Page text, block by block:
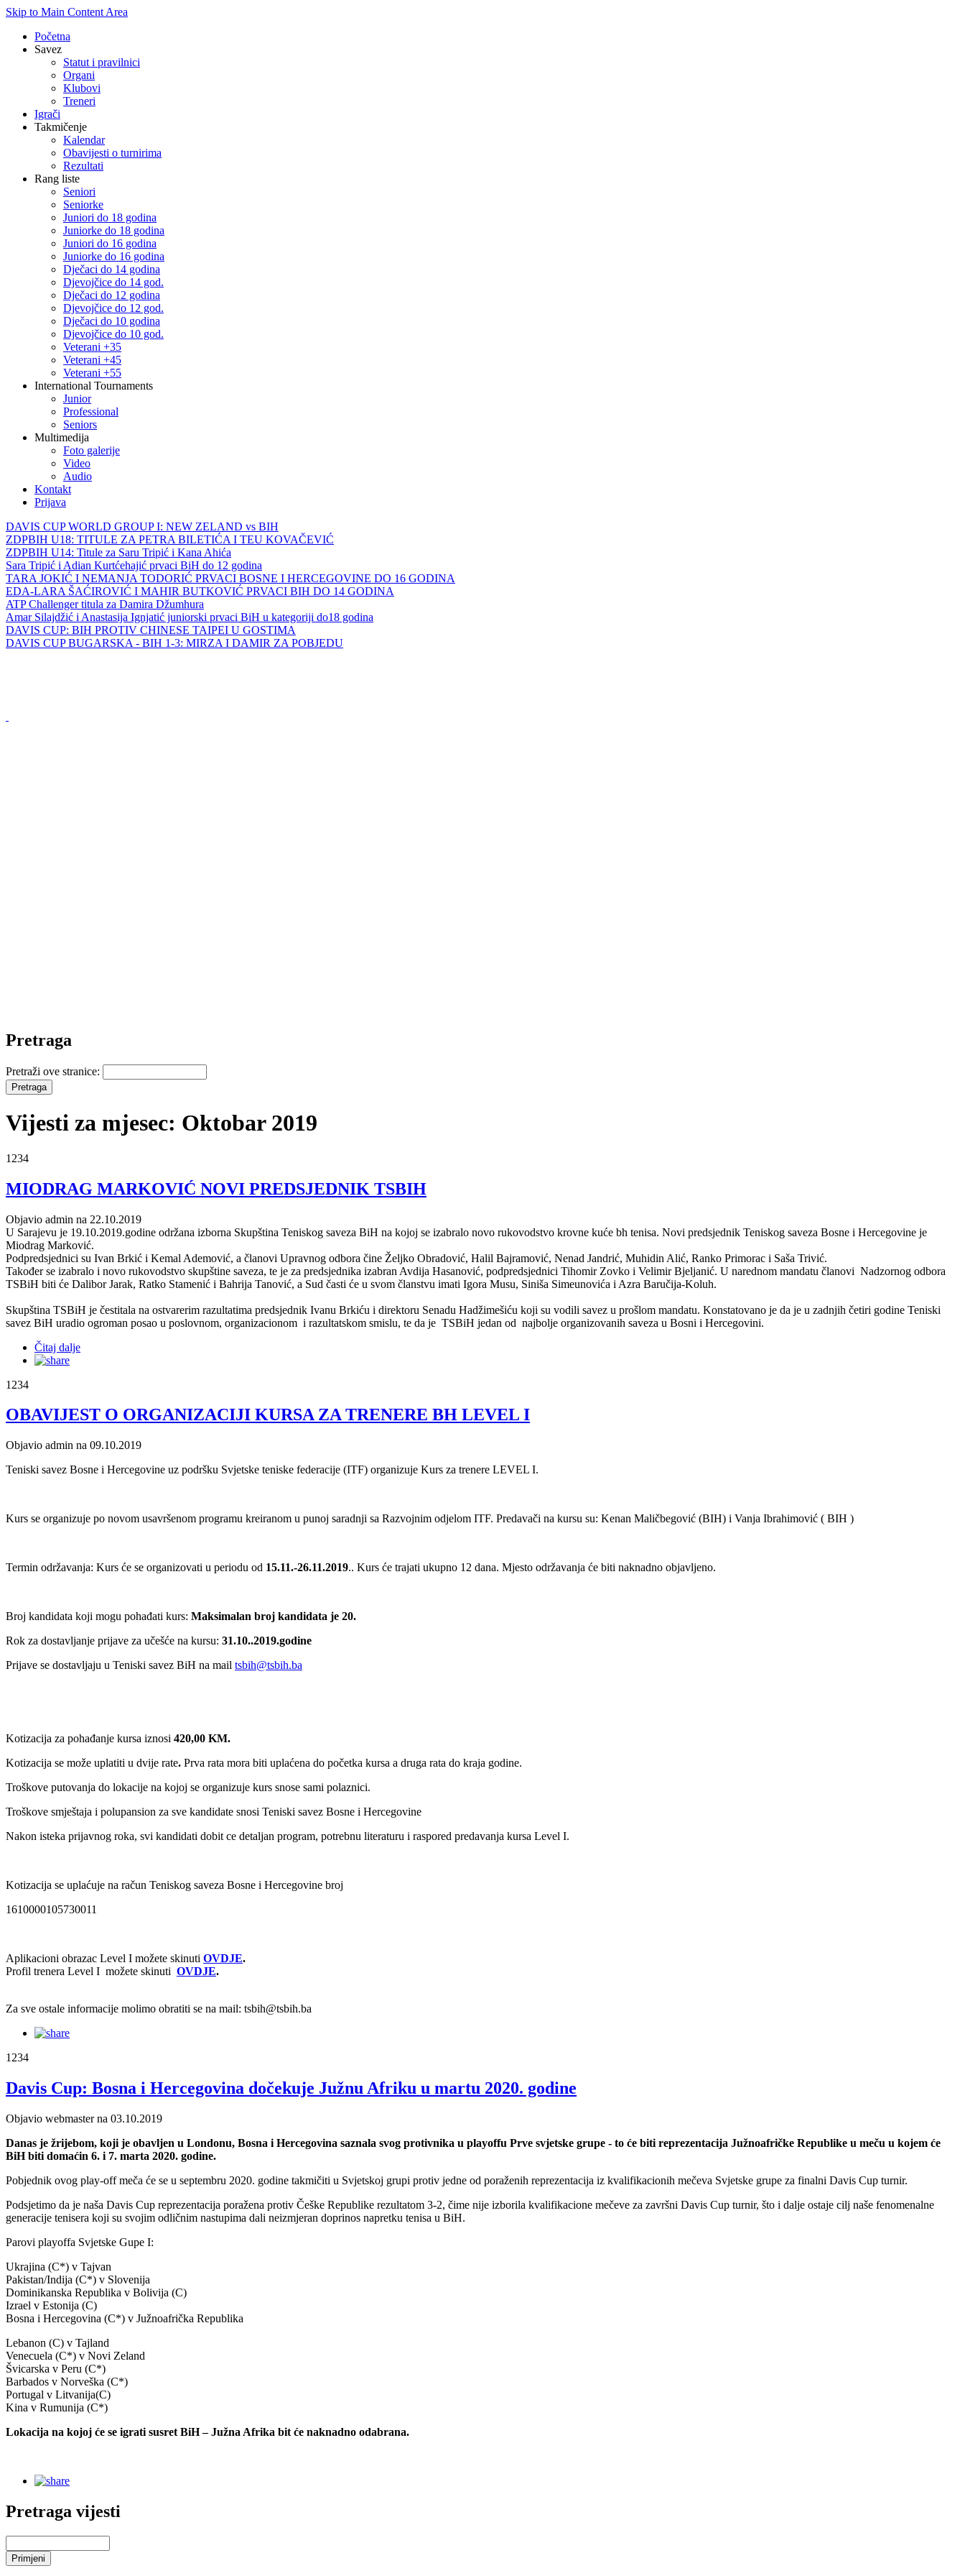
Skip to Main Content Area
Početna
Savez
Statut i pravilnici
Organi
Klubovi
Treneri
Igrači
Takmičenje
Kalendar
Obavijesti o turnirima
Rezultati
Rang liste
Seniori
Seniorke
Juniori do 18 godina
Juniorke do 18 godina
Juniori do 16 godina
Juniorke do 16 godina
Dječaci do 14 godina
Djevojčice do 14 god.
Dječaci do 12 godina
Djevojčice do 12 god.
Dječaci do 10 godina
Djevojčice do 10 god.
Veterani +35
Veterani +45
Veterani +55
International Tournaments
Junior
Professional
Seniors
Multimedija
Foto galerije
Video
Audio
Kontakt
Prijava
DAVIS CUP WORLD GROUP I: NEW ZELAND vs BIH
ZDPBIH U18: TITULE ZA PETRA BILETIĆA I TEU KOVAČEVIĆ
ZDPBIH U14: Titule za Saru Tripić i Kana Ahića
Sara Tripić i Adian Kurtćehajić prvaci BiH do 12 godina
TARA JOKIĆ I NEMANJA TODORIĆ PRVACI BOSNE I HERCEGOVINE DO 16 GODINA
EDA-LARA ŠAĆIROVIĆ I MAHIR BUTKOVIĆ PRVACI BIH DO 14 GODINA
ATP Challenger titula za Damira Džumhura
Amar Silajdžić i Anastasija Ignjatić juniorski prvaci BiH u kategoriji do18 godina
DAVIS CUP: BIH PROTIV CHINESE TAIPEI U GOSTIMA
DAVIS CUP BUGARSKA - BIH 1-3: MIRZA I DAMIR ZA POBJEDU
Pretraga
Pretraži ove stranice:
Vijesti za mjesec: Oktobar 2019
1234
MIODRAG MARKOVIĆ NOVI PREDSJEDNIK TSBIH
Objavio admin na 22.10.2019
U Sarajevu je 19.10.2019.godine održana izborna Skupština Teniskog saveza BiH na kojoj se izabralo novo rukovodstvo krovne kuće bh tenisa. Novi predsjednik Teniskog saveza Bosne i Hercegovine je
Miodrag Marković.
Podpredsjednici su Ivan Brkić i Kemal Ademović, a članovi Upravnog odbora čine Željko Obradović, Halil Bajramović, Nenad Jandrić, Muhidin Alić, Ranko Primorac i Saša Trivić.
Također se izabralo i novo rukovodstvo skupštine saveza, te je za predsjednika izabran Avdija Hasanović, podpredsjednici Tihomir Zovko i Velimir Bjeljanić. U narednom mandatu članovi Nadzornog odbora
TSBiH biti će Dalibor Jarak, Ratko Stamenić i Bahrija Tanović, a Sud časti će u svom članstvu imati Igora Musu, Siniša Simeunovića i Azra Baručija-Koluh.
Skupština TSBiH je čestitala na ostvarerim razultatima predsjednik Ivanu Brkiću i direktoru Senadu Hadžimešiću koji su vodili savez u prošlom mandatu. Konstatovano je da je u zadnjih četiri godine Teniski
savez BiH uradio ogroman posao u poslovnom, organizacionom i razultatskom smislu, te da je TSBiH jedan od najbolje organizovanih saveza u Bosni i Hercegovini.
Čitaj dalje
1234
OBAVIJEST O ORGANIZACIJI KURSA ZA TRENERE BH LEVEL I
Objavio admin na 09.10.2019
Teniski savez Bosne i Hercegovine uz podršku Svjetske teniske federacije (ITF) organizuje Kurs za trenere LEVEL I.
Kurs se organizuje po novom usavršenom programu kreiranom u punoj saradnji sa Razvojnim odjelom ITF. Predavači na kursu su: Kenan Maličbegović (BIH) i Vanja Ibrahimović ( BIH )
Termin održavanja: Kurs će se organizovati u periodu od 15.11.-26.11.2019.. Kurs će trajati ukupno 12 dana. Mjesto održavanja će biti naknadno objavljeno.
Broj kandidata koji mogu pohađati kurs: Maksimalan broj kandidata je 20.
Rok za dostavljanje prijave za učešće na kursu: 31.10..2019.godine
Prijave se dostavljaju u Teniski savez BiH na mail tsbih@tsbih.ba
Kotizacija za pohađanje kursa iznosi 420,00 KM.
Kotizacija se može uplatiti u dvije rate. Prva rata mora biti uplaćena do početka kursa a druga rata do kraja godine.
Troškove putovanja do lokacije na kojoj se organizuje kurs snose sami polaznici.
Troškove smještaja i polupansion za sve kandidate snosi Teniski savez Bosne i Hercegovine
Nakon isteka prijavnog roka, svi kandidati dobit ce detaljan program, potrebnu literaturu i raspored predavanja kursa Level I.
Kotizacija se uplaćuje na račun Teniskog saveza Bosne i Hercegovine broj
1610000105730011
Aplikacioni obrazac Level I možete skinuti OVDJE.
Profil trenera Level I možete skinuti OVDJE.
Za sve ostale informacije molimo obratiti se na mail: tsbih@tsbih.ba
1234
Davis Cup: Bosna i Hercegovina dočekuje Južnu Afriku u martu 2020. godine
Objavio webmaster na 03.10.2019
Danas je žrijebom, koji je obavljen u Londonu, Bosna i Hercegovina saznala svog protivnika u playoffu Prve svjetske grupe - to će biti reprezentacija Južnoafričke Republike u meču u kojem će
BiH biti domaćin 6. i 7. marta 2020. godine.
Pobjednik ovog play-off meča će se u septembru 2020. godine takmičiti u Svjetskoj grupi protiv jedne od poraženih reprezentacija iz kvalifikacionih mečeva Svjetske grupe za finalni Davis Cup turnir.
Podsjetimo da je naša Davis Cup reprezentacija poražena protiv Češke Republike rezultatom 3-2, čime nije izborila kvalifikacione mečeve za završni Davis Cup turnir, što i dalje ostaje cilj naše fenomenalne
generacije tenisera koji su svojim odličnim nastupima dali neizmjeran doprinos napretku tenisa u BiH.
Parovi playoffa Svjetske Gupe I:
Ukrajina (C*) v Tajvan
Pakistan/Indija (C*) v Slovenija
Dominikanska Republika v Bolivija (C)
Izrael v Estonija (C)
Bosna i Hercegovina (C*) v Južnoafrička Republika
Lebanon (C) v Tajland
Venecuela (C*) v Novi Zeland
Švicarska v Peru (C*)
Barbados v Norveška (C*)
Portugal v Litvanija(C)
Kina v Rumunija (C*)
Lokacija na kojoj će se igrati susret BiH – Južna Afrika bit će naknadno odabrana.
Pretraga vijesti